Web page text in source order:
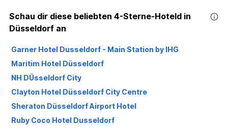
Schau dir diese beliebten 4-Sterne-Hoteld in
Düsseldorf an
Garner Hotel Dusseldorf - Main Station by IHG
Maritim Hotel Düsseldorf
NH DÜsseldorf City
Clayton Hotel Düsseldorf City Centre
Sheraton Düsseldorf Airport Hotel
Ruby Coco Hotel Dusseldorf